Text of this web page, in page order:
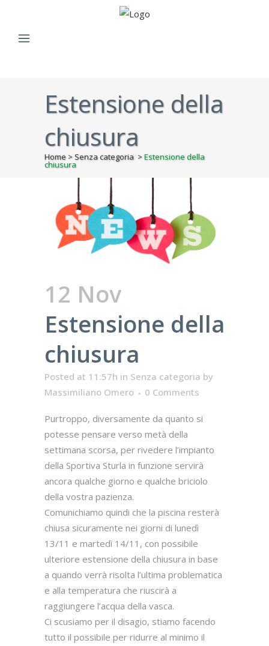
Estensione della
chiusura
Home > Senza categoria >Estensione della
chiusura
12 Nov
Estensione della
chiusura
Posted at 11:57h in Senza categoria by
Massimiliano Omero
0 Comments
Purtroppo, diversamente da quanto si
potesse pensare verso metà della
settimana scorsa, per rivedere l’impianto
della Sportiva Sturla in funzione servirà
ancora qualche giorno e qualche briciolo
della vostra pazienza.
Comunichiamo quindi che la piscina resterà
chiusa sicuramente nei giorni di lunedì
13/11 e martedì 14/11, con possibile
ulteriore estensione della chiusura in base
a quando verrà risolta l’ultima problematica
e alla temperatura che riuscirà a
raggiungere l’acqua della vasca.
Ci scusiamo per il disagio, stiamo facendo
tutto il possibile per ridurre al minimo il